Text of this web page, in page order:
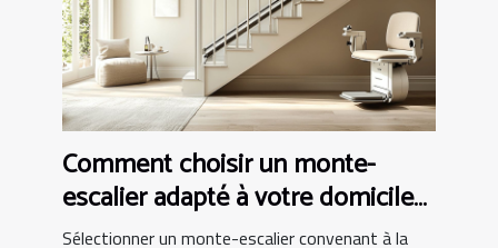
Comment choisir un monte-
escalier adapté à votre domicile
et budget
Sélectionner un monte-escalier convenant à la